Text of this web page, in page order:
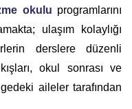
okulu programlarını
ulaşım kolaylığı
derslere düzenli
okul sonrası ve
aileler tarafından